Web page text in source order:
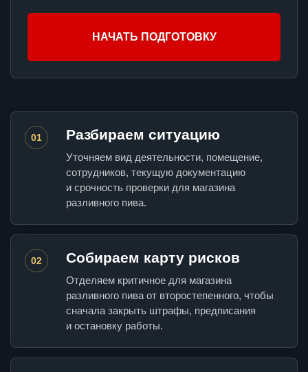
НАЧАТЬ ПОДГОТОВКУ
01 Разбираем ситуацию
Уточняем вид деятельности, помещение,
сотрудников, текущую документацию
и срочность проверки для магазина
разливного пива.
02 Собираем карту рисков
Отделяем критичное для магазина
разливного пива от второстепенного, чтобы
сначала закрыть штрафы, предписания
и остановку работы.